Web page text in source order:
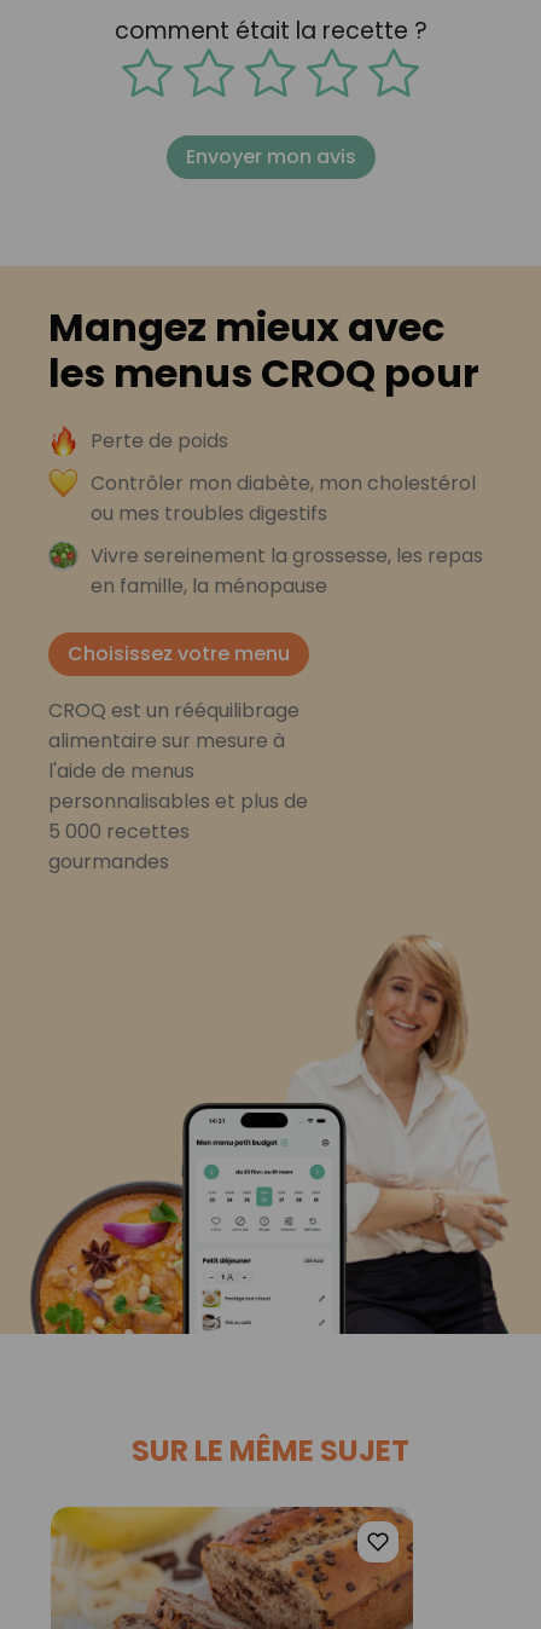
comment était la recette ?
Envoyer mon avis
Mangez mieux avec
les menus CROQ pour
Perte de poids
Contrôler mon diabète, mon cholestérol
ou mes troubles digestifs
Vivre sereinement la grossesse, les repas
en famille, la ménopause
Choisissez votre menu
CROQ est un rééquilibrage
alimentaire sur mesure à
l'aide de menus
personnalisables et plus de
5 000 recettes
gourmandes
SUR LE MÊME SUJET